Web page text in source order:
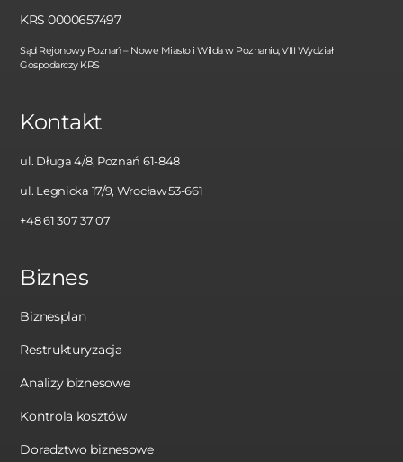
KRS 0000657497
Sąd Rejonowy Poznań – Nowe Miasto i Wilda w Poznaniu, VIII Wydział
Gospodarczy KRS
Kontakt
ul. Długa 4/8, Poznań 61-848
ul. Legnicka 17/9, Wrocław 53-661
+48 61 307 37 07
Biznes
Biznesplan
Restrukturyzacja
Analizy biznesowe
Kontrola kosztów
Doradztwo biznesowe